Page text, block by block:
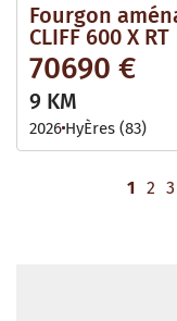
Fourgon
CLIFF 600 X RT
70690 €
9 KM
2026 HyÈres (83)
1 2 3